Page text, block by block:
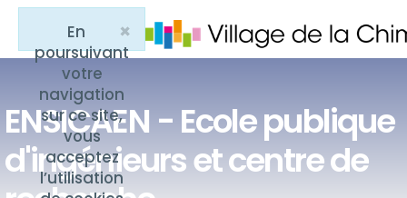
×
Close
En
poursuivant
votre
navigation
sur ce site,
vous
acceptez
l’utilisation
ENSICAEN - Ecole publique
d'ingénieurs et centre de